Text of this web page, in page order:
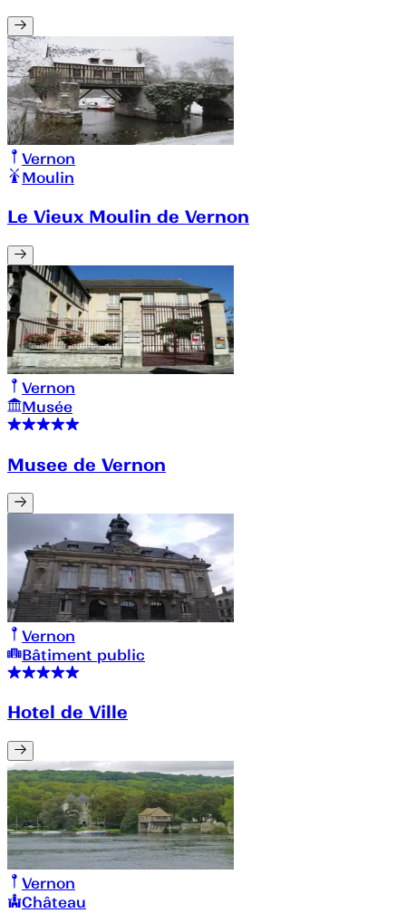
Vernon
Moulin
Le Vieux Moulin de Vernon
Vernon
Musée
Musee de Vernon
Vernon
Bâtiment public
Hotel de Ville
Vernon
Château